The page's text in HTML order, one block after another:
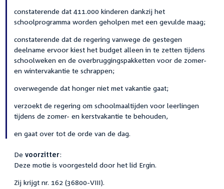
constaterende dat 411.000 kinderen dankzij het
schoolprogramma worden geholpen met een gevulde maag;
constaterende dat de regering vanwege de gestegen
deelname ervoor kiest het budget alleen in te zetten tijdens
schoolweken en de overbruggingspakketten voor de zomer-
en wintervakantie te schrappen;
overwegende dat honger niet met vakantie gaat;
verzoekt de regering om schoolmaaltijden voor leerlingen
tijdens de zomer- en kerstvakantie te behouden,
en gaat over tot de orde van de dag.
De voorzitter:
Deze motie is voorgesteld door het lid Ergin.
Zij krijgt nr. 162 (36800-VIII).